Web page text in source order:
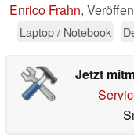
Enrico Frahn,
Laptop / Notebook
Jetzt